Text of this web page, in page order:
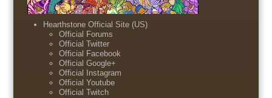
Hearthstone Official Site (US)
Official Forums
Official Twitter
Official Facebook
Official Google+
Official Instagram
Official Youtube
Official Twitch